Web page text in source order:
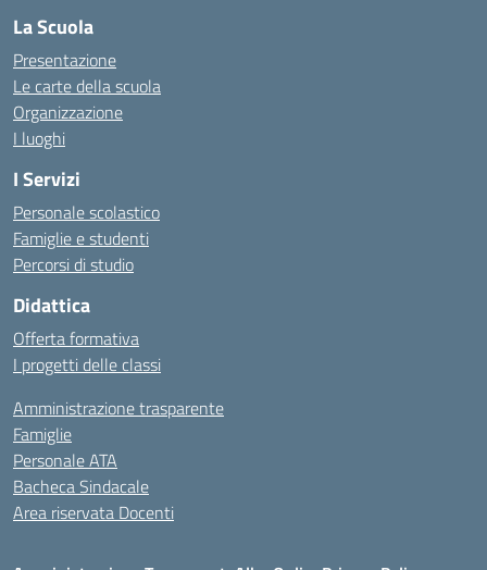
La Scuola
Presentazione
Le carte della scuola
Organizzazione
I luoghi
I Servizi
Personale scolastico
Famiglie e studenti
Percorsi di studio
Didattica
Offerta formativa
I progetti delle classi
Amministrazione trasparente
Famiglie
Personale ATA
Bacheca Sindacale
Area riservata Docenti